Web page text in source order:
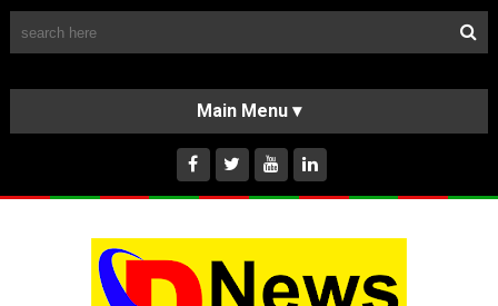
HOME
ABOUT US